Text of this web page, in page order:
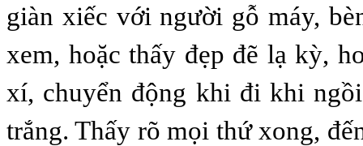
giàn xiếc với người gỗ máy,
xem, hoặc thấy đẹp đẽ lạ kỳ,
xí, chuyển động khi đi khi
trắng. Thấy rõ mọi thứ xong,